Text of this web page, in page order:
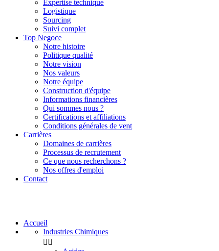
Expertise technique
Logistique
Sourcing
Suivi complet
Top Negoce
Notre histoire
Politique qualité
Notre vision
Nos valeurs
Notre équipe
Construction d'équipe
Informations financières
Qui sommes nous ?
Certifications et affiliations
Conditions générales de vent
Carrières
Domaines de carrières
Processus de recrutement
Ce que nous recherchons ?
Nos offres d'emploi
Contact
Accueil
Industries Chimiques
 